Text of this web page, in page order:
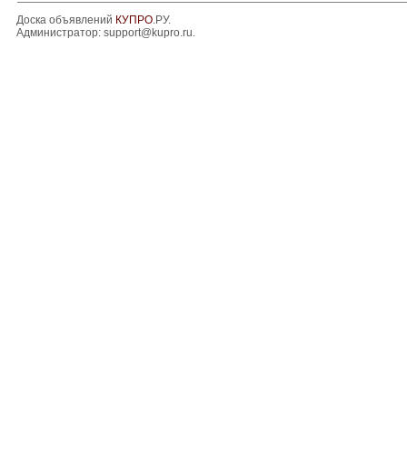
Доска объявлений КУПРО.РУ.
Администратор: support@kupro.ru.